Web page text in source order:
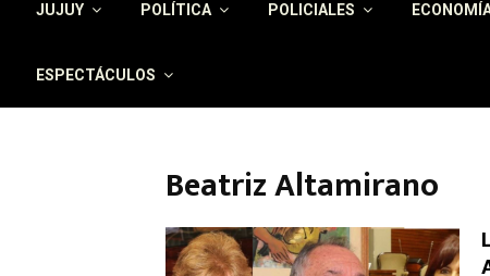
JUJUY POLÍTICA POLICIALES
ESPECTÁCULOS
Beatriz Altamirano